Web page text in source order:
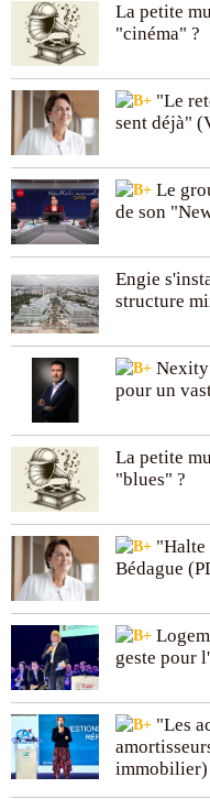
La petite
"cinéma" ?
"Le
sent déjà"
Le
de son
Engie
structure
Nexity
pour un
La petite
"blues" ?
"Halte
Bédague
geste pour
"Les
immobilier)